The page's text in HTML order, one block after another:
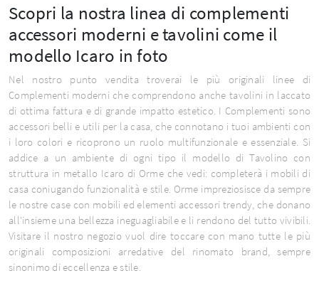
Scopri la nostra linea di complementi
accessori moderni e tavolini come il
modello Icaro in foto
Nel nostro punto vendita troverai le più originali linee di
Complementi moderni che comprendono anche tavolini in laccato
di ottima fattura e di grande impatto estetico. I Complementi sono
accessori belli e utili per la casa, che connotano i tuoi ambienti con
i loro colori e ricoprono un ruolo multifunzionale e essenziale. Si
addice a un ambiente di ogni tipo il modello di Tavolino con
struttura in metallo Icaro di Orme che vedi: completerà i mobili di
casa coniugando funzionalità e stile. Orme impreziosisce da sempre
le nostre case con mobili ed elementi accessori trendy, che donano
all'insieme una bellezza ineguagliabile e li rendono del tutto vivibili.
Visitare il nostro negozio vuol dire toccare con mano tutte le più
originali composizioni arredative del rinomato brand, sempre
sinonimo di eccellenza e stile.